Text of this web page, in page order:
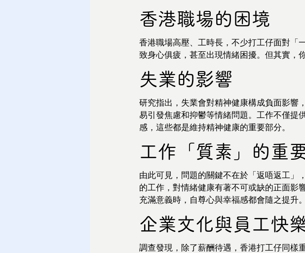
香港職場的困境
香港職場高壓、工時長，不少打工仔面對「
致身心俱疲，甚至出現情緒困擾。但其實，
失業的影響
研究指出，失業會對精神健康構成負面影響
易引發焦慮和抑鬱等情緒問題。工作不僅提
感，這些都是維持精神健康的重要部分。
工作「質素」的重
由此可見，問題的關鍵不在於「返唔返工」
的工作，對情緒健康有著不可或缺的正面影
充滿意義時，自尊心與幸福感都會隨之提升。
企業文化與員工快
調查發現，除了薪酬待遇，香港打工仔同樣